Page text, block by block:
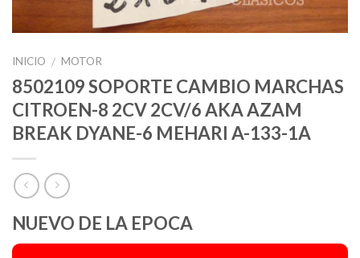
INICIO / MOTOR
8502109 SOPORTE CAMBIO MARCHAS
CITROEN-8 2CV 2CV/6 AKA AZAM
BREAK DYANE-6 MEHARI A-133-1A
NUEVO DE LA EPOCA